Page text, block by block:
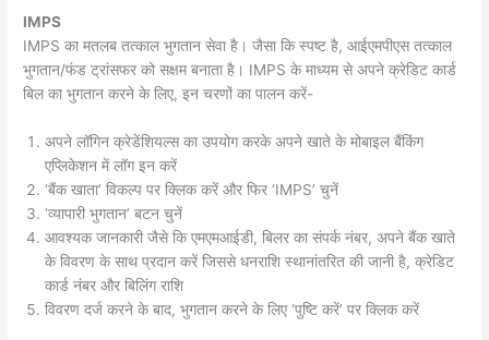
IMPS
IMPS का मतलब तत्काल भुगतान सेवा है। जैसा कि स्पष्ट है, आईएमपीएस तत्काल
भुगतान/फंड ट्रांसफर को सक्षम बनाता है। IMPS के माध्यम से अपने क्रेडिट कार्ड
बिल का भुगतान करने के लिए, इन चरणों का पालन करें-
अपने लॉगिन क्रेडेंशियल्स का उपयोग करके अपने खाते के मोबाइल बैंकिंग
एप्लिकेशन में लॉग इन करें
‘बैंक खाता’ विकल्प पर क्लिक करें और फिर ‘IMPS’ चुनें
‘व्यापारी भुगतान’ बटन चुनें
आवश्यक जानकारी जैसे कि एमएमआईडी, बिलर का संपर्क नंबर, अपने बैंक खाते
के विवरण के साथ प्रदान करें जिससे धनराशि स्थानांतरित की जानी है, क्रेडिट
कार्ड नंबर और बिलिंग राशि
विवरण दर्ज करने के बाद, भुगतान करने के लिए ‘पुष्टि करें’ पर क्लिक करें